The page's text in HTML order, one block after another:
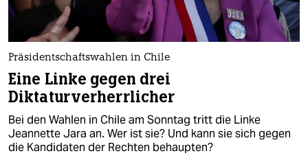
Präsidentschaftswahlen in Chile
Eine Linke gegen drei
Diktaturverherrlicher
Bei den Wahlen in Chile am Sonntag tritt die Linke
Jeannette Jara an. Wer ist sie? Und kann sie sich gegen
die Kandidaten der Rechten behaupten?